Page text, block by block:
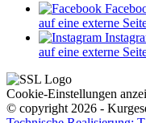
auf eine externe
auf eine externe
Cookie-Einstellungen
© copyright 2026 -